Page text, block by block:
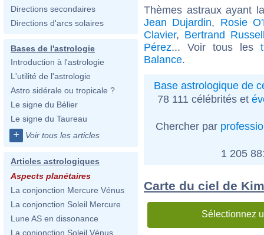
Directions secondaires
Directions d'arcs solaires
Bases de l'astrologie
Introduction à l'astrologie
L'utilité de l'astrologie
Astro sidérale ou tropicale ?
Le signe du Bélier
Le signe du Taureau
+ Voir tous les articles
Articles astrologiques
Aspects planétaires
La conjonction Mercure Vénus
La conjonction Soleil Mercure
Lune AS en dissonance
La conjonction Soleil Vénus
Thèmes astraux ayant
Jean Dujardin, Rosie
Clavier, Bertrand
Pérez... Voir tous les
Balance.
Base astrologique de
78 111 célébrités et
Chercher par
1 205
Carte du ciel de
Sélectionnez